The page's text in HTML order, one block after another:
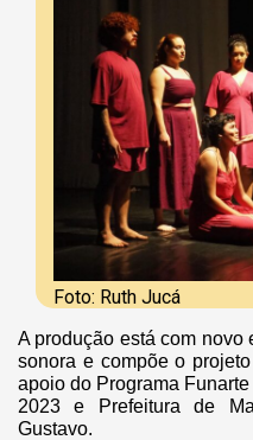
Foto: Ruth Jucá
A produção está com novo
sonora e compõe o
apoio do Programa
2023 e Prefeitura de
Gustavo.